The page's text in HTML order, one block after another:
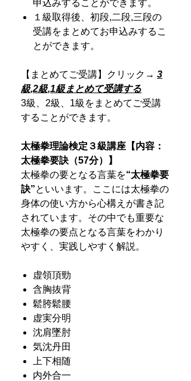
申込みすることができます。
１級取得後、初段,二段,三段の
受講をまとめてお申込みするこ
とができます。
【まとめてご受講】クリック→ 3
級,2級,1級まとめて受講する
3級、2級、1級をまとめてご受講
することができます。
太極拳理論検定３級講座【内容：
太極拳要訣（57分）】
太極拳の要となる言葉を“太極拳要
訣”といいます。ここには太極拳の
身体の使い方から心構えが書き記
されています。その中でも重要な
太極拳の要点となる言葉をわかり
やすく、実践しやすく解説。
虚領頂勁
含胸抜背
鬆胯鬆腰
虚実分明
沈肩墜肘
気沈丹田
上下相随
内外合一